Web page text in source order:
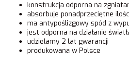
konstrukcja odporna na
absorbuje ponadprzeciętne
ma antypoślizgowy spód z
jest odporna na działanie
udzielamy 2 lat gwarancji
produkowana w Polsce